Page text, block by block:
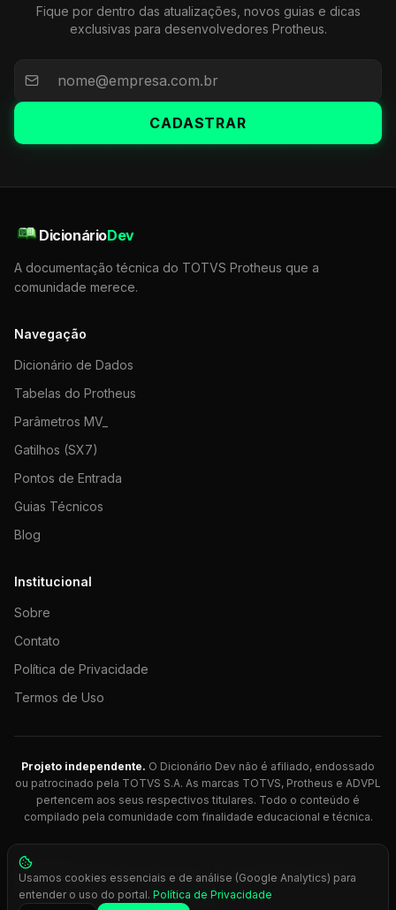
Fique por dentro das atualizações, novos guias e dicas
exclusivas para desenvolvedores Protheus.
CADASTRAR
DicionárioDev
A documentação técnica do TOTVS Protheus que a
comunidade merece.
Navegação
Dicionário de Dados
Tabelas do Protheus
Parâmetros MV_
Gatilhos (SX7)
Pontos de Entrada
Guias Técnicos
Blog
Institucional
Sobre
Contato
Política de Privacidade
Termos de Uso
Projeto independente. O Dicionário Dev não é afiliado, endossado
ou patrocinado pela TOTVS S.A. As marcas TOTVS, Protheus e ADVPL
pertencem aos seus respectivos titulares. Todo o conteúdo é
compilado pela comunidade com finalidade educacional e técnica.
© 2026 Dicionário Dev. Feito com 💚 para desenvolvedores
Protheus.
Press Ctrl+K
Usamos cookies essenciais e de análise (Google Analytics) para
entender o uso do portal. Política de Privacidade